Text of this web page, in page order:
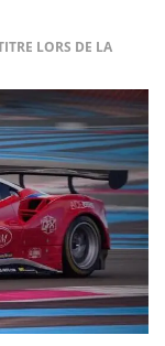
LORS DE LA